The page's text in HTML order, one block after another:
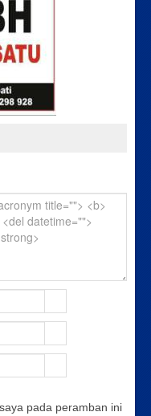
pada peramban ini